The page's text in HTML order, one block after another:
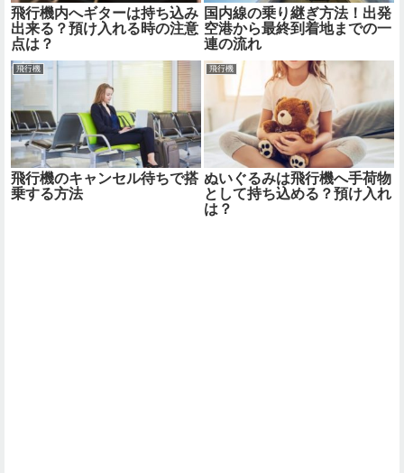
飛行機内へギターは持ち込み
出来る？預け入れる時の注意
点は？
国内線の乗り継ぎ方法！出発
空港から最終到着地までの一
連の流れ
飛行機
飛行機のキャンセル待ちで搭
乗する方法
飛行機
ぬいぐるみは飛行機へ手荷物
として持ち込める？預け入れ
は？